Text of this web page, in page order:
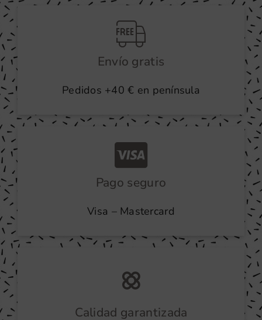
Envío gratis
Pedidos +40 € en península
Pago seguro
Visa – Mastercard
Calidad garantizada